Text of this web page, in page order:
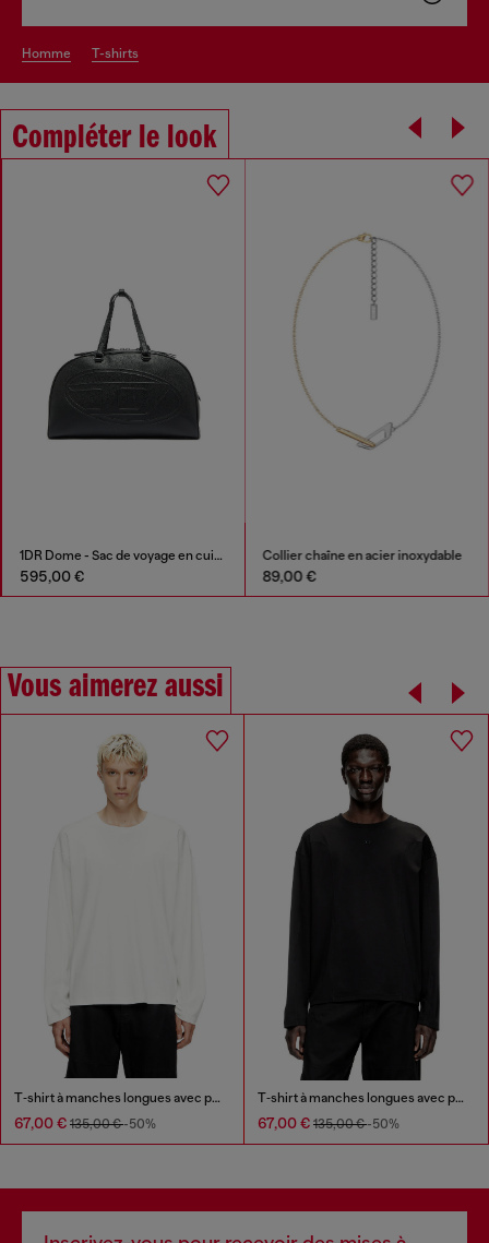
homme t-shirts
Compléter le look
1DR Dome - Sac de voyage en cuir avec Oval D
595,00 €
Collier chaîne en acier inoxydable
89,00 €
Vous aimerez aussi
T‑shirt à manches longues avec panneaux uni
67,00 € 135,00 €-50%
T‑shirt à manches longues avec panneaux uni
67,00 € 135,00 €-50%